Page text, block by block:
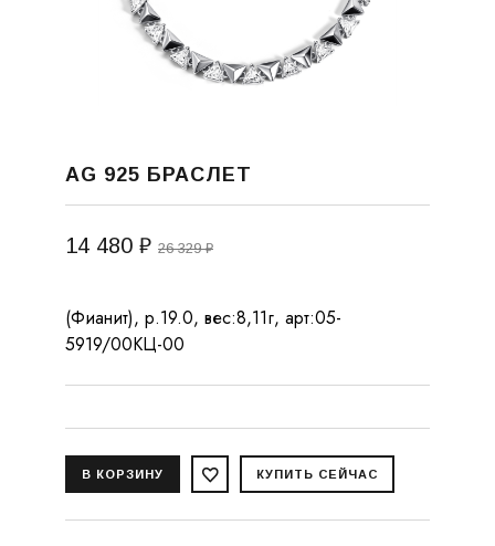
AG 925 БРАСЛЕТ
14 480 ₽ 26 329 ₽
(Фианит), р.19.0, вес:8,11г, арт:05-
5919/00КЦ-00